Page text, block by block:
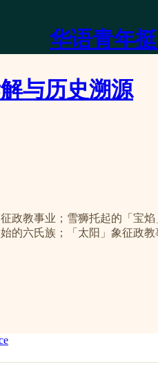
华语青年
与历史溯源
政教事业；雪狮托起的「宝
的六氏族；「太阳」象征政教